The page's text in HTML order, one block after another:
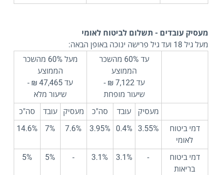
מעסיק עובדים - תשלום לביטוח לאומי
מעל גיל 18 ועד גיל פרישה ינוכה באופן הבאה:
עד 60% מהשכר
הממוצע
עד 7,122 ₪ -
שיעור מופחת
מעל 60% מהשכר
הממוצע
עד 47,465 ₪ -
שיעור מלא
מעסיק
עובד סה"כ מעסיק עובד
סה"כ
דמי ביטוח
לאומי
3.55%
0.4%
3.95%
7.6%
7%
14.6%
דמי ביטוח
בריאות
-
3.1%
3.1%
-
5%
5%